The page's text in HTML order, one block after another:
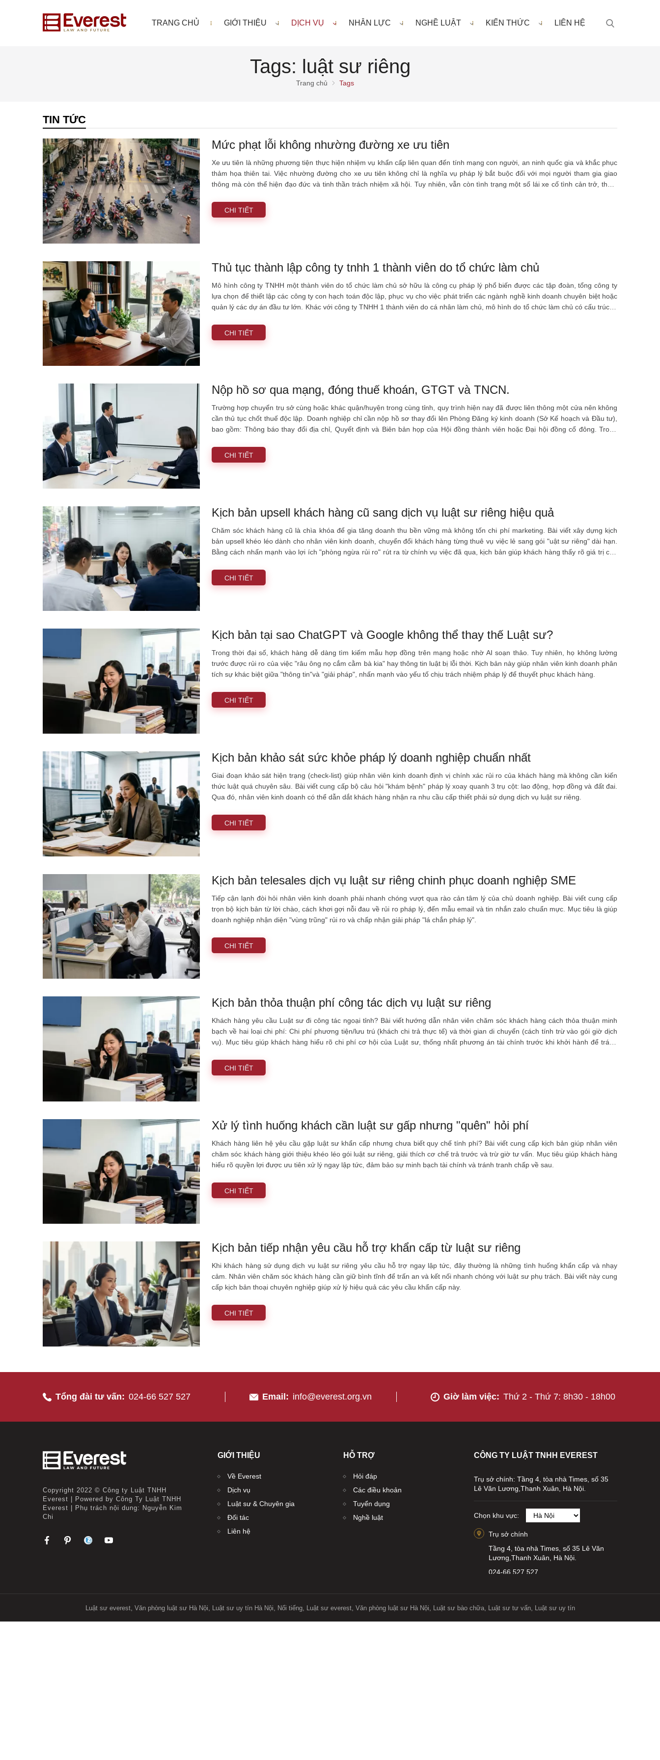
TRANG CHỦ GIỚI THIỆU DỊCH VỤ NHÂN LỰC NGHỀ LUẬT KIẾN THỨC LIÊN HỆ
Tags: luật sư riêng
Trang chủ Tags
TIN TỨC
Mức phạt lỗi không nhường đường xe ưu tiên
Xe ưu tiên là những phương tiện thực hiện nhiệm vụ khẩn cấp liên quan đến tính mạng con người, an ninh quốc gia và khắc phục
thảm họa thiên tai. Việc nhường đường cho xe ưu tiên không chỉ là nghĩa vụ pháp lý bắt buộc đối với mọi người tham gia giao
thông mà còn thể hiện đạo đức và tinh thần trách nhiệm xã hội. Tuy nhiên, vẫn còn tình trạng một số lái xe cố tình cản trở, thậm
với hành vi này lên rất cao. Một luật sư riêng sẽ giúp bạn hiểu rõ các nghĩa vụ pháp lý khi lưu thông cùng phương tiện ưu tiên.
CHI TIẾT
Thủ tục thành lập công ty tnhh 1 thành viên do tổ chức làm chủ
Mô hình công ty TNHH một thành viên do tổ chức làm chủ sở hữu là công cụ pháp lý phổ biến được các tập đoàn, tổng công ty
lựa chọn để thiết lập các công ty con hạch toán độc lập, phục vụ cho việc phát triển các ngành nghề kinh doanh chuyên biệt hoặc
quản lý các dự án đầu tư lớn. Khác với công ty TNHH 1 thành viên do cá nhân làm chủ, mô hình do tổ chức làm chủ có cấu trúc tổ
nghiêm ngặt. Việc thấu hiểu tường tận quy trình thành lập dưới góc nhìn của một luật sư riêng sẽ giúp công ty mẹ xây dựng cấu
trúc công ty con vững chắc, đúng luật định.
CHI TIẾT
Nộp hồ sơ qua mạng, đóng thuế khoán, GTGT và TNCN.
Trường hợp chuyển trụ sở cùng hoặc khác quận/huyện trong cùng tỉnh, quy trình hiện nay đã được liên thông một cửa nên không
cần thủ tục chốt thuế độc lập. Doanh nghiệp chỉ cần nộp hồ sơ thay đổi lên Phòng Đăng ký kinh doanh (Sở Kế hoạch và Đầu tư),
bao gồm: Thông báo thay đổi địa chỉ, Quyết định và Biên bản họp của Hội đồng thành viên hoặc Đại hội đồng cổ đông. Trong
cập nhật đồng bộ trên hệ thống.
CHI TIẾT
Kịch bản upsell khách hàng cũ sang dịch vụ luật sư riêng hiệu quả
Chăm sóc khách hàng cũ là chìa khóa để gia tăng doanh thu bền vững mà không tốn chi phí marketing. Bài viết xây dựng kịch
bản upsell khéo léo dành cho nhân viên kinh doanh, chuyển đổi khách hàng từng thuê vụ việc lẻ sang gói "uật sư riêng" dài hạn.
Bằng cách nhấn mạnh vào lợi ích "phòng ngừa rủi ro" rút ra từ chính vụ việc đã qua, kịch bản giúp khách hàng thấy rõ giá trị của
CHI TIẾT
Kịch bản tại sao ChatGPT và Google không thể thay thế Luật sư?
Trong thời đại số, khách hàng dễ dàng tìm kiếm mẫu hợp đồng trên mạng hoặc nhờ AI soạn thảo. Tuy nhiên, họ không lường
trước được rủi ro của việc "râu ông nọ cắm cằm bà kia" hay thông tin luật bị lỗi thời. Kịch bản này giúp nhân viên kinh doanh phân
tích sự khác biệt giữa "thông tin"và "giải pháp", nhấn mạnh vào yếu tố chịu trách nhiệm pháp lý để thuyết phục khách hàng.
CHI TIẾT
Kịch bản khảo sát sức khỏe pháp lý doanh nghiệp chuẩn nhất
Giai đoạn khảo sát hiện trạng (check-list) giúp nhân viên kinh doanh định vị chính xác rủi ro của khách hàng mà không cần kiến
thức luật quá chuyên sâu. Bài viết cung cấp bộ câu hỏi "khám bệnh" pháp lý xoay quanh 3 trụ cột: lao động, hợp đồng và đất đai.
Qua đó, nhân viên kinh doanh có thể dẫn dắt khách hàng nhận ra nhu cầu cấp thiết phải sử dụng dịch vụ luật sư riêng.
CHI TIẾT
Kịch bản telesales dịch vụ luật sư riêng chinh phục doanh nghiệp SME
Tiếp cận lạnh đòi hỏi nhân viên kinh doanh phải nhanh chóng vượt qua rào cản tâm lý của chủ doanh nghiệp. Bài viết cung cấp
trọn bộ kịch bản từ lời chào, cách khơi gợi nỗi đau về rủi ro pháp lý, đến mẫu email và tin nhắn zalo chuẩn mực. Mục tiêu là giúp
doanh nghiệp nhận diện "vùng trũng" rủi ro và chấp nhận giải pháp "lá chắn pháp lý".
CHI TIẾT
Kịch bản thỏa thuận phí công tác dịch vụ luật sư riêng
Khách hàng yêu cầu Luật sư đi công tác ngoại tỉnh? Bài viết hướng dẫn nhân viên chăm sóc khách hàng cách thỏa thuận minh
bạch về hai loại chi phí: Chi phí phương tiện/lưu trú (khách chi trả thực tế) và thời gian di chuyển (cách tính trừ vào gói giờ dịch
vụ). Mục tiêu giúp khách hàng hiểu rõ chi phí cơ hội của Luật sư, thống nhất phương án tài chính trước khi khởi hành để tránh
CHI TIẾT
Xử lý tình huống khách cần luật sư gấp nhưng "quên" hỏi phí
Khách hàng liên hệ yêu cầu gặp luật sư khẩn cấp nhưng chưa biết quy chế tính phí? Bài viết cung cấp kịch bản giúp nhân viên
chăm sóc khách hàng giới thiệu khéo léo gói luật sư riêng, giải thích cơ chế trả trước và trừ giờ tư vấn. Mục tiêu giúp khách hàng
hiểu rõ quyền lợi được ưu tiên xử lý ngay lập tức, đảm bảo sự minh bạch tài chính và tránh tranh chấp về sau.
CHI TIẾT
Kịch bản tiếp nhận yêu cầu hỗ trợ khẩn cấp từ luật sư riêng
Khi khách hàng sử dụng dịch vụ luật sư riêng yêu cầu hỗ trợ ngay lập tức, đây thường là những tình huống khẩn cấp và nhạy
cảm. Nhân viên chăm sóc khách hàng cần giữ bình tĩnh để trấn an và kết nối nhanh chóng với luật sư phụ trách. Bài viết này cung
cấp kịch bản thoại chuyên nghiệp giúp xử lý hiệu quả các yêu cầu khẩn cấp này.
CHI TIẾT
Tổng đài tư vấn: 024-66 527 527 Email: info@everest.org.vn Giờ làm việc: Thứ 2 - Thứ 7: 8h30 - 18h00
Copyright 2022 © Công ty Luật TNHH
Everest | Powered by Công Ty Luật TNHH
Everest | Phụ trách nội dung: Nguyễn Kim
Chi
GIỚI THIỆU
Về Everest
Dịch vụ
Luật sư & Chuyên gia
Đối tác
Liên hệ
HỖ TRỢ
Hỏi đáp
Các điều khoản
Tuyển dụng
Nghề luật
CÔNG TY LUẬT TNHH EVEREST
Trụ sở chính: Tầng 4, tòa nhà Times, số 35
Lê Văn Lương,Thanh Xuân, Hà Nội.
Chọn khu vực:
Trụ sở chính
Tầng 4, tòa nhà Times, số 35 Lê Văn
Lương,Thanh Xuân, Hà Nội.
024-66 527 527
Văn phòng giao dịch Cầu Giấy
Luật sư everest, Văn phòng luật sư Hà Nội Luật sư uy tín Hà Nội Nổi tiếng, Luật sư everest, Văn phòng luật sư Hà Nội Luật sư bào chữa, Luật sư tư vấn, Luật sư uy tín